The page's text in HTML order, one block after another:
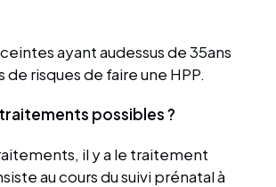
ayant audessus de 35ans
risques de faire une HPP.
possibles ?
il y a le traitement
au cours du suivi prénatal à